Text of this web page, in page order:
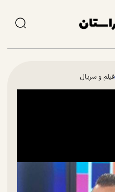
فیلم و سریال